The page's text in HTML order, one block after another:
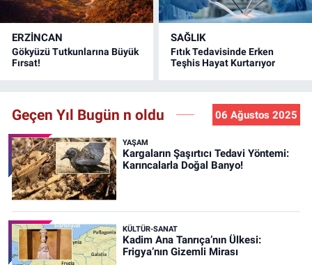
ERZINCAN
Gökyüzü Tutkunlarına Büyük
Fırsat!
SAĞLIK
Fıtık Tedavisinde Erken
Teşhis Hayat Kurtarıyor
Geçen Yıl Bugün n oldu 06 Ağustos 2025
YAŞAM
Kargaların Şaşırtıcı Tedavi Yöntemi:
Karıncalarla Doğal Banyo!
KÜLTÜR-SANAT
Kadim Ana Tanrıça’nın Ülkesi:
Frigya’nın Gizemli Mirası